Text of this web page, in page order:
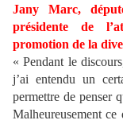
Jany Marc,
présidente de
promotion de la
« Pendant le
j’ai entendu un
permettre de penser
Malheureusement ce